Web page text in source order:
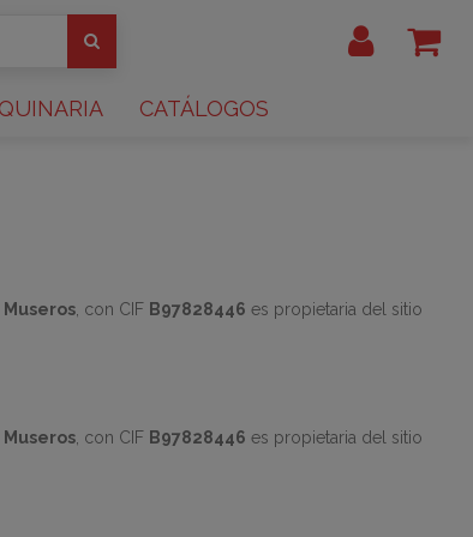
CATÁLOGOS
Museros , con CIF B97828446 es propietaria del sitio
Museros, con CIF B97828446 es propietaria del sitio